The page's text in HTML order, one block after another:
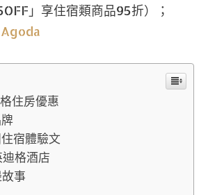
」享住宿類商品95折）；
Agoda
住房優惠
宿體驗文
格酒店
事